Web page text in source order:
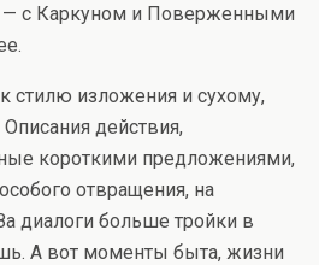
— с Каркуном и Поверженными
стилю изложения и сухому,
действия,
короткими предложениями,
отвращения, на
диалоги больше тройки в
А вот моменты быта, жизни